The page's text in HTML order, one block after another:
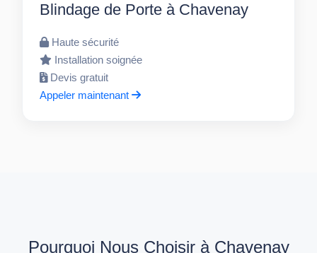
Blindage de Porte à Chavenay
Haute sécurité
Installation soignée
Devis gratuit
Appeler maintenant
Pourquoi Nous Choisir à Chavenay